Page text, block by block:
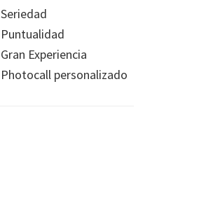
Seriedad
Puntualidad
Gran Experiencia
Photocall personalizado